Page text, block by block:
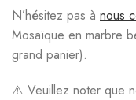
N’hésitez pas ànous
Mosaïque en marbre
grand panier).
⚠️ Veuillez noter que